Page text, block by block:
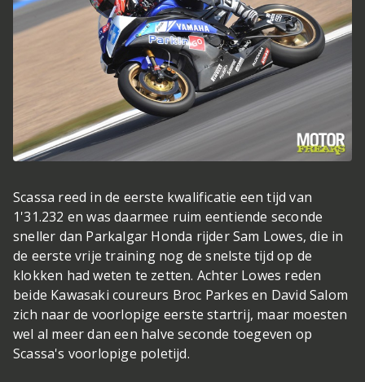
Scassa reed in de eerste kwalificatie een tijd van
1'31.232 en was daarmee ruim eentiende seconde
sneller dan Parkalgar Honda rijder Sam Lowes, die in
de eerste vrije training nog de snelste tijd op de
klokken had weten te zetten. Achter Lowes reden
beide Kawasaki coureurs Broc Parkes en David Salom
zich naar de voorlopige eerste startrij, maar moesten
wel al meer dan een halve seconde toegeven op
Scassa's voorlopige poletijd.